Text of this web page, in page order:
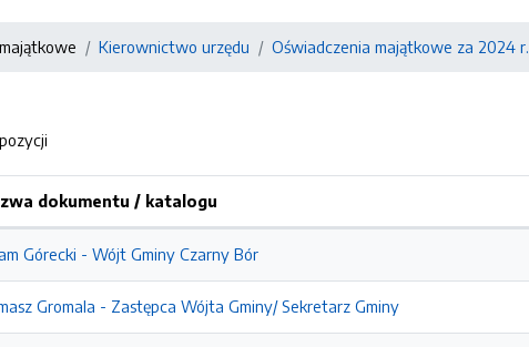
Kierownictwo urzędu Oświadczenia majątkowe za 2024 r.
pozycji
dokumentu / katalogu
Górecki - Wójt Gminy Czarny Bór
Gromala - Zastępca Wójta Gminy/ Sekretarz Gminy